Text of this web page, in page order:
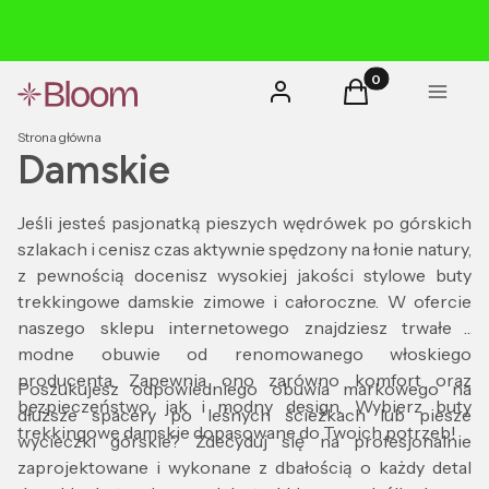
Zaloguj się Produkty w
Koszyk Menu
Strona główna
Damskie
Jeśli jesteś pasjonatką pieszych wędrówek po górskich
szlakach i cenisz czas aktywnie spędzony na łonie natury,
z pewnością docenisz wysokiej jakości stylowe buty
trekkingowe damskie zimowe i całoroczne. W ofercie
naszego sklepu internetowego znajdziesz trwałe i
modne obuwie od renomowanego włoskiego
producenta. Zapewnia ono zarówno komfort oraz
bezpieczeństwo, jak i modny design. Wybierz buty
trekkingowe damskie dopasowane do Twoich potrzeb!
Poszukujesz odpowiedniego obuwia markowego na
dłuższe spacery po leśnych ścieżkach lub piesze
wycieczki górskie? Zdecyduj się na profesjonalnie
zaprojektowane i wykonane z dbałością o każdy detal